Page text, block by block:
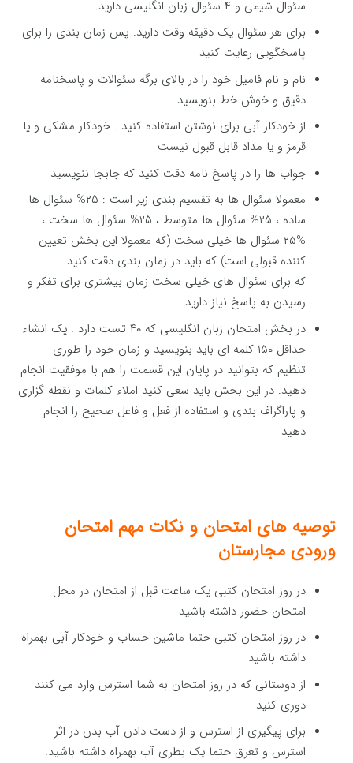
سئوال شیمی و ۴ سئوال زبان انگلیسی دارید.
برای هر سئوال یک دقیقه وقت دارید. پس زمان بندی را برای
پاسخگویی رعایت کنید
نام و نام فامیل خود را در بالای برگه سئوالات و پاسخنامه
دقیق و خوش خط بنویسید
از خودکار آبی برای نوشتن استفاده کنید . خودکار مشکی و یا
قرمز و یا مداد قابل قبول نیست
جواب ها را در پاسخ نامه دقت کنید که جابجا ننویسید
معمولا سئوال ها به تقسیم بندی زیر است : ۲۵% سئوال ها
ساده ، ۲۵% سئوال ها متوسط ، ۲۵% سئوال ها سخت ،
۲۵% سئوال ها خیلی سخت (که معمولا این بخش تعیین
کننده قبولی است) که باید در زمان بندی دقت کنید
که برای سئوال های خیلی سخت زمان بیشتری برای تفکر و
رسیدن به پاسخ نیاز دارید
در بخش امتحان زبان انگلیسی که ۴۰ تست دارد . یک انشاء
حداقل ۱۵۰ کلمه ای باید بنویسید و زمان خود را طوری
تنظیم که بتوانید در پایان این قسمت را هم با موفقیت انجام
دهید. در این بخش باید سعی کنید املاء کلمات و نقطه گزاری
و پاراگراف بندی و استفاده از فعل و فاعل صحیح را انجام
دهید
توصیه های امتحان و نکات مهم امتحان
ورودی مجارستان
در روز امتحان کتبی یک ساعت قبل از امتحان در محل
امتحان حضور داشته باشید
در روز امتحان کتبی حتما ماشین حساب و خودکار آبی بهمراه
داشته باشید
از دوستانی که در روز امتحان به شما استرس وارد می کنند
دوری کنید
برای پیگیری از استرس و از دست دادن آب بدن در اثر
استرس و تعرق حتما یک بطری آب بهمراه داشته باشید.